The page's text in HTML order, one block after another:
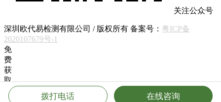
关注公众号
深圳欧代易检测有限公司 / 版权所有 备案号： 粤ICP备
2020107679号-1
免
费
获
取
方
拨打电话 在线咨询